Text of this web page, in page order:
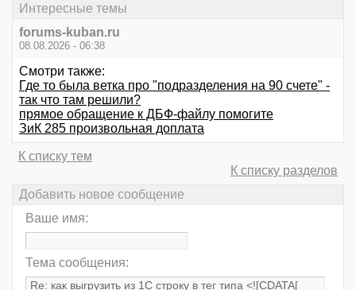
Интересные темы
forums-kuban.ru
08.08.2026 - 06:38
Смотри также:
Где то была ветка про "подразделения на 90 счете" -
так что там решили?
прямое обращение к ДБФ-файлу помогите
ЗиК 285 произвольная доплата
К списку тем
К списку разделов
Добавить новое сообщение
Ваше имя:
Тема сообщения: